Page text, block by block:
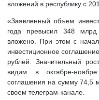
вложений в республику с
«Заявленный объем
года превысил 348
вложено. При этом с
инвестиционное
рублей. Значительный
видим в октябре-
соглашения на сумму 74,5
своем телеграм-канале.